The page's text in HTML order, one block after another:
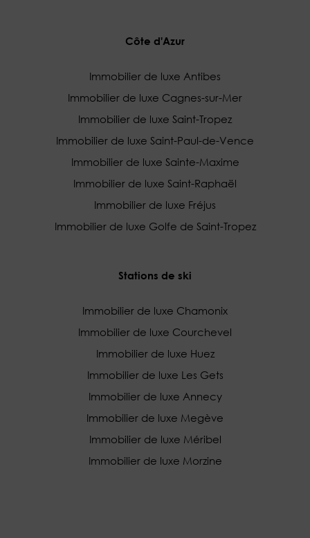
Côte d'Azur
Immobilier de luxe Antibes
Immobilier de luxe Cagnes-sur-Mer
Immobilier de luxe Saint-Tropez
Immobilier de luxe Saint-Paul-de-Vence
Immobilier de luxe Sainte-Maxime
Immobilier de luxe Saint-Raphaël
Immobilier de luxe Fréjus
Immobilier de luxe Golfe de Saint-Tropez
Stations de ski
Immobilier de luxe Chamonix
Immobilier de luxe Courchevel
Immobilier de luxe Huez
Immobilier de luxe Les Gets
Immobilier de luxe Annecy
Immobilier de luxe Megève
Immobilier de luxe Méribel
Immobilier de luxe Morzine